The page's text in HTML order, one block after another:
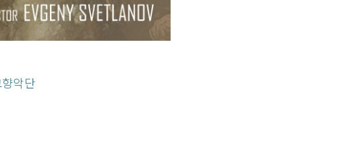
악단